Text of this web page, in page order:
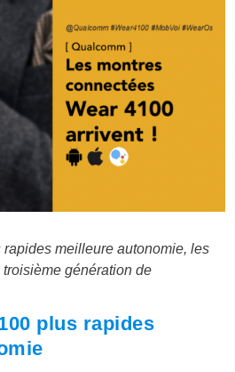
meilleure autonomie, les
génération de
plus rapides